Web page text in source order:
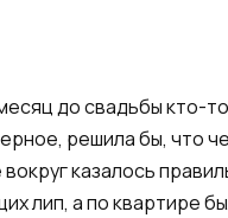
до свадьбы кто-
решила бы, что
казалось
лип, а по квартире